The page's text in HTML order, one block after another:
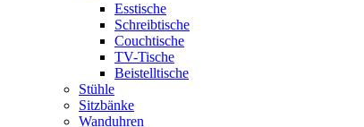
Esstische
Schreibtische
Couchtische
TV-Tische
Beistelltische
Stühle
Sitzbänke
Wanduhren